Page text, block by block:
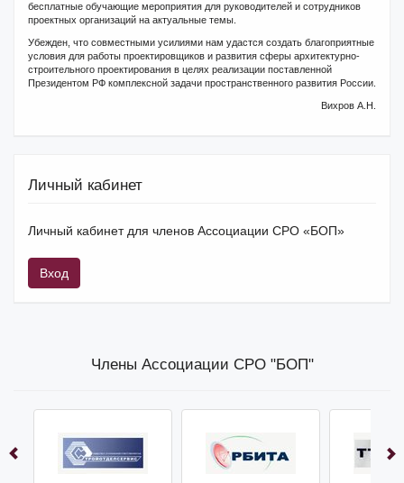
бесплатные обучающие мероприятия для руководителей и сотрудников
проектных организаций на актуальные темы.
Убежден, что совместными усилиями нам удастся создать благоприятные
условия для работы проектировщиков и развития сферы архитектурно-
строительного проектирования в целях реализации поставленной
Президентом РФ комплексной задачи пространственного развития России.
Вихров А.Н.
Личный кабинет
Личный кабинет для членов Ассоциации СРО «БОП»
Вход
Члены Ассоциации СРО "БОП"